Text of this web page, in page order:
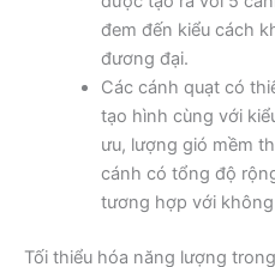
đem đến kiểu cách
đương đại.
Các cánh quạt có
tạo hình cùng với
ưu, lượng gió mềm
cánh có tổng độ
tương hợp với không
Tối thiểu hóa năng lượng